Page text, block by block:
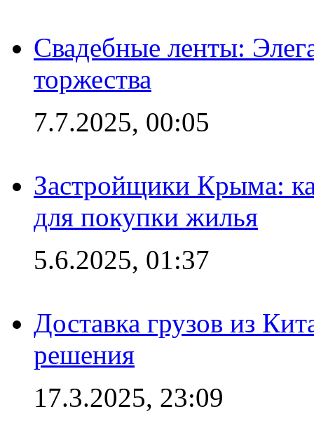
Свадебные ленты:
торжества
7.7.2025, 00:05
Застройщики Крыма:
для покупки жилья
5.6.2025, 01:37
Доставка грузов из
решения
17.3.2025, 23:09